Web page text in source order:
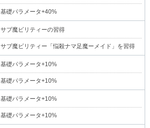
基礎パラメータ+40%
サブ魔ビリティーの習得
サブ魔ビリティー「悩殺ナマ足魔ーメイド」を習得
基礎パラメータ+10%
基礎パラメータ+10%
基礎パラメータ+10%
基礎パラメータ+10%